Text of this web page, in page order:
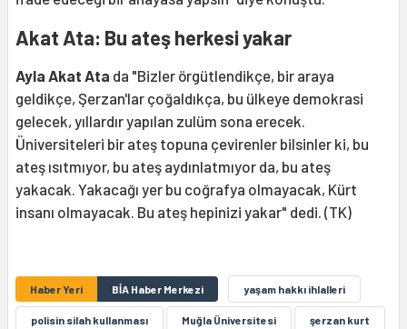
Akat Ata: Bu ateş herkesi yakar
Ayla Akat Ata da "Bizler örgütlendikçe, bir araya
geldikçe, Şerzan'lar çoğaldıkça, bu ülkeye demokrasi
gelecek, yıllardır yapılan zulüm sona erecek.
Üniversiteleri bir ateş topuna çevirenler bilsinler ki, bu
ateş ısıtmıyor, bu ateş aydınlatmıyor da, bu ateş
yakacak. Yakacağı yer bu coğrafya olmayacak, Kürt
insanı olmayacak. Bu ateş hepinizi yakar" dedi. (TK)
Haber Yeri BİA Haber Merkezi yaşam hakkı ihlalleri
polisin silah kullanması Muğla Üniversitesi şerzan kurt